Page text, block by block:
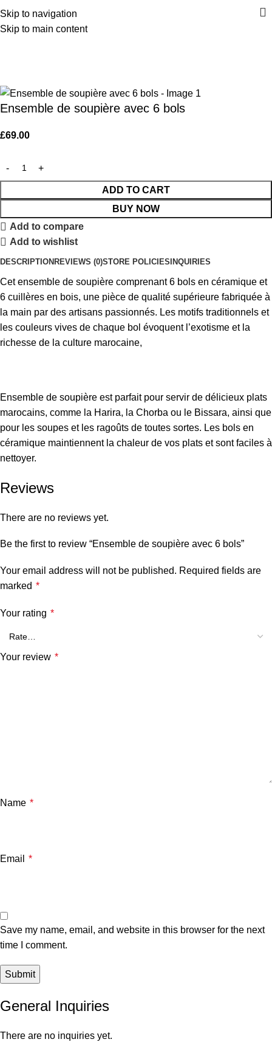
Skip to navigation
Skip to main content
Ensemble de soupière avec 6 bols
£69.00
ADD TO CART
BUY NOW
Add to compare
Add to wishlist
DESCRIPTION REVIEWS (0)STORE POLICIES INQUIRIES
Cet ensemble de soupière comprenant 6 bols en céramique et
6 cuillères en bois, une pièce de qualité supérieure fabriquée à
la main par des artisans passionnés. Les motifs traditionnels et
les couleurs vives de chaque bol évoquent l’exotisme et la
richesse de la culture marocaine,
Ensemble de soupière est parfait pour servir de délicieux plats
marocains, comme la Harira, la Chorba ou le Bissara, ainsi que
pour les soupes et les ragoûts de toutes sortes. Les bols en
céramique maintiennent la chaleur de vos plats et sont faciles à
nettoyer.
Reviews
There are no reviews yet.
Be the first to review “Ensemble de soupière avec 6 bols”
Your email address will not be published. Required fields are
marked *
Your rating *
Your review *
Name *
Email *
Save my name, email, and website in this browser for the next
time I comment.
General Inquiries
There are no inquiries yet.